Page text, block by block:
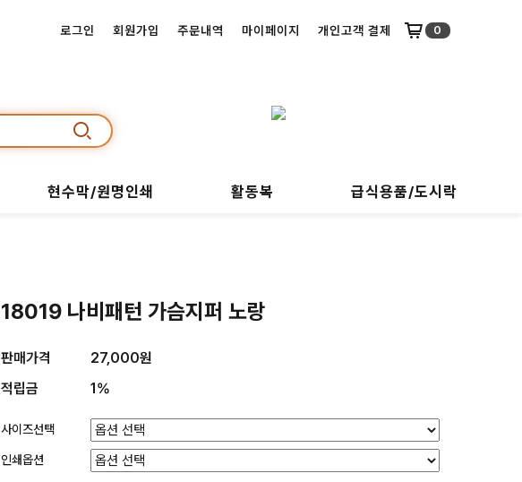
로그인 회원가입 주문내역 마이페이지 개인고객 결제 0
현수막/원명인쇄 활동복 급식용품/도시락
18019 나비패턴 가슴지퍼 노랑
판매가격
27,000원
적립금
1%
사이즈선택
인쇄옵션